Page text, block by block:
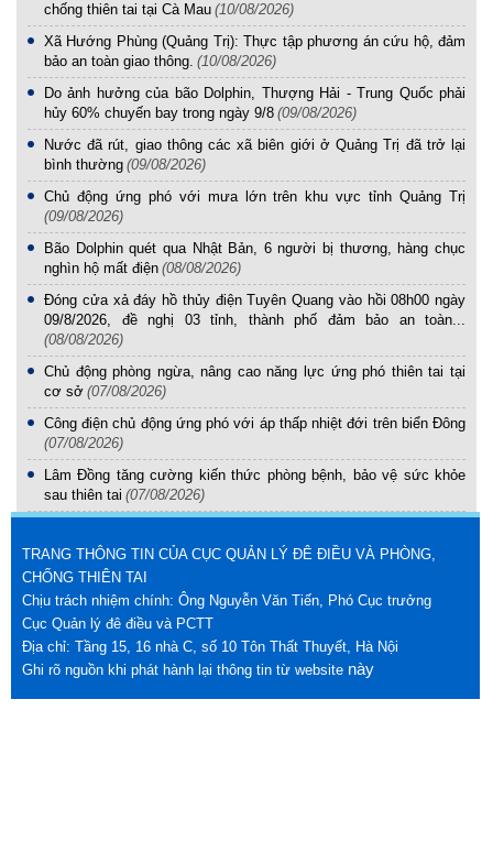
chống thiên tai tại Cà Mau (10/08/2026)
Xã Hướng Phùng (Quảng Trị): Thực tập phương án cứu hộ, đảm
bảo an toàn giao thông. (10/08/2026)
Do ảnh hưởng của bão Dolphin, Thượng Hải - Trung Quốc phải
hủy 60% chuyến bay trong ngày 9/8 (09/08/2026)
Nước đã rút, giao thông các xã biên giới ở Quảng Trị đã trở lại
bình thường (09/08/2026)
Chủ động ứng phó với mưa lớn trên khu vực tỉnh Quảng Trị
(09/08/2026)
Bão Dolphin quét qua Nhật Bản, 6 người bị thương, hàng chục
nghìn hộ mất điện (08/08/2026)
Đóng cửa xả đáy hồ thủy điện Tuyên Quang vào hồi 08h00 ngày
09/8/2026, đề nghị 03 tỉnh, thành phố đảm bảo an toàn...
(08/08/2026)
Chủ động phòng ngừa, nâng cao năng lực ứng phó thiên tai tại
cơ sở (07/08/2026)
Công điện chủ động ứng phó với áp thấp nhiệt đới trên biển Đông
(07/08/2026)
Lâm Đồng tăng cường kiến thức phòng bệnh, bảo vệ sức khỏe
sau thiên tai (07/08/2026)
TRANG THÔNG TIN CỦA CỤC QUẢN LÝ ĐÊ ĐIỀU VÀ PHÒNG,
CHỐNG THIÊN TAI
Chịu trách nhiệm chính: Ông Nguyễn Văn Tiến, Phó Cục trưởng
Cục Quản lý đê điều và PCTT
Địa chỉ: Tầng 15, 16 nhà C, số 10 Tôn Thất Thuyết, Hà Nội
Ghi rõ nguồn khi phát hành lại thông tin từ website này